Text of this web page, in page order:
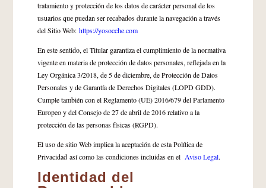
tratamiento y protección de los datos de carácter personal de los
usuarios que puedan ser recabados durante la navegación a través
del Sitio Web: https://yosocche.com
En este sentido, el Titular garantiza el cumplimiento de la normativa
vigente en materia de protección de datos personales, reflejada en la
Ley Orgánica 3/2018, de 5 de diciembre, de Protección de Datos
Personales y de Garantía de Derechos Digitales (LOPD GDD).
Cumple también con el Reglamento (UE) 2016/679 del Parlamento
Europeo y del Consejo de 27 de abril de 2016 relativo a la
protección de las personas físicas (RGPD).
El uso de sitio Web implica la aceptación de esta Política de
Privacidad así como las condiciones incluidas en el Aviso Legal.
Identidad del